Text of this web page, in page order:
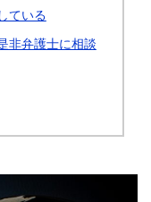
ている
非弁護士に相談